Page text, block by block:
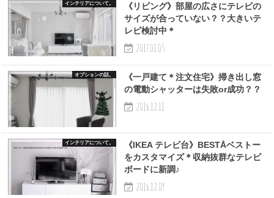
インテリアについて。
《リビング》部屋の広さにテレビの
サイズが合っていない？？大きいテ
レビ検討中＊
2017.01.05
オプションの話。
《一戸建て＊注文住宅》掃き出し窓
の電動シャッターは失敗or成功？？
2016.12.11
インテリアについて。
《IKEA テレビ台》BESTÅベストー
をカスタマイズ＊収納抜群なテレビ
ボードに新調♪
2016.12.09